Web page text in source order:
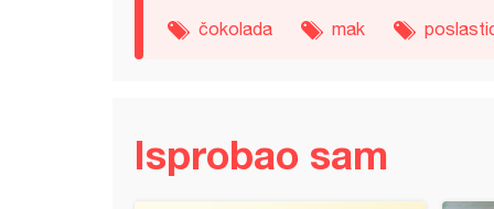
čokolada mak
Isprobao sam